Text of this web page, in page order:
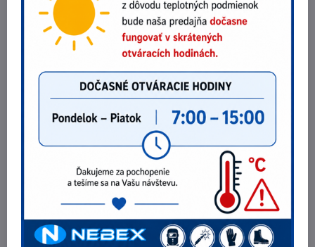
Obuv Wintoperk SPORT ALFA O1 Perf.f.20
47,05 €
38,25 €
Obuv Wintoperk SPORT ALFA O1 FO Perf. f. NUT
47,05 €
38,25 €bez DPH
Zobraziť
Obuv CXS TEXLINE VIS S1
37,90 €
30,81 €bez DPH
Zobraziť
Potrebujete poradiť?